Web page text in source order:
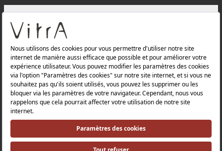
Produits
Politique de confidentialité et politique de protection des
Politique de qualité |
Politique de santé et de sécurité au travail |
Politique environnementale |